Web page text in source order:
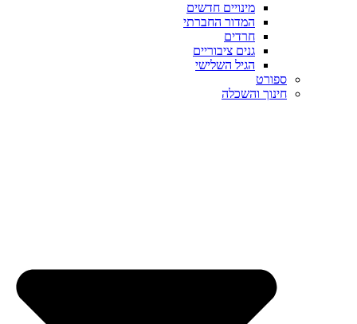
מינויים חדשים
המדור החברתי
חרדים
גנים ציבוריים
הגיל השלישי
ספורט
חינוך והשכלה